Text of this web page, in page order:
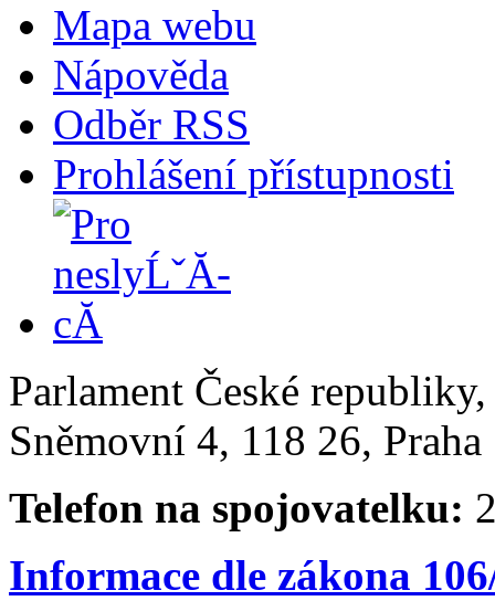
Mapa webu
Nápověda
Odběr RSS
Prohlášení přístupnosti
Parlament České
Sněmovní 4, 118 26,
Telefon na spojovatelku:
Informace dle zákona